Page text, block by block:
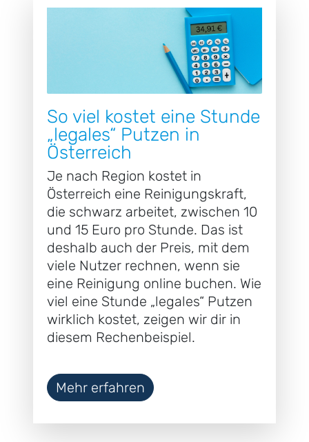
So viel kostet eine Stunde
„legales“ Putzen in
Österreich
Je nach Region kostet in
Österreich eine Reinigungskraft,
die schwarz arbeitet, zwischen 10
und 15 Euro pro Stunde. Das ist
deshalb auch der Preis, mit dem
viele Nutzer rechnen, wenn sie
eine Reinigung online buchen. Wie
viel eine Stunde „legales“ Putzen
wirklich kostet, zeigen wir dir in
diesem Rechenbeispiel.
Mehr erfahren